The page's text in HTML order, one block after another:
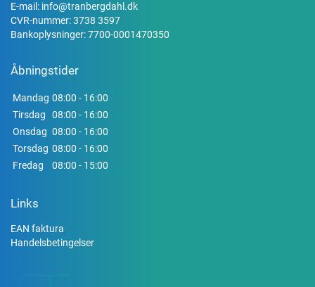
E-mail: info@tranbergdahl.dk
CVR-nummer: 3738 3597
Bankoplysninger: 7700-0001470350
Åbningstider
Mandag 08:00 - 16:00
Tirsdag
08:00 - 16:00
Onsdag 08:00 - 16:00
Torsdag 08:00 - 16:00
Fredag
08:00 - 15:00
Links
EAN faktura
Handelsbetingelser